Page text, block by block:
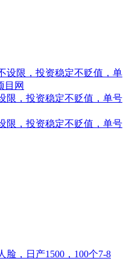
限，投资稳定不贬值，单号
限，投资稳定不贬值，单号